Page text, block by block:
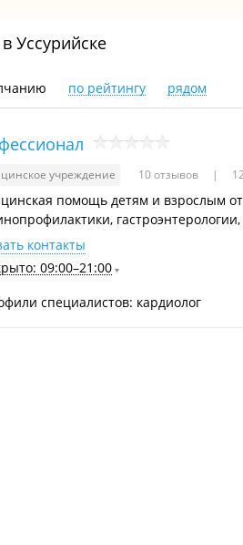
Уссурийске
по рейтингу рядом
учреждение 10 отзывов
помощь детям и взрослым
контакты
09:00–21:00
специалистов: кардиолог